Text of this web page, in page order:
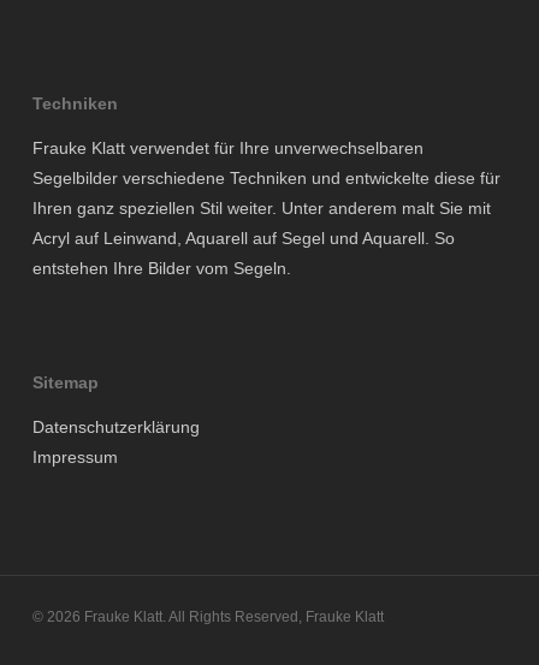
Techniken
Frauke Klatt verwendet für Ihre unverwechselbaren
Segelbilder verschiedene Techniken und entwickelte diese für
Ihren ganz speziellen Stil weiter. Unter anderem malt Sie mit
Acryl auf Leinwand, Aquarell auf Segel und Aquarell. So
entstehen Ihre Bilder vom Segeln.
Sitemap
Datenschutzerklärung
Impressum
© 2026 Frauke Klatt. All Rights Reserved, Frauke Klatt